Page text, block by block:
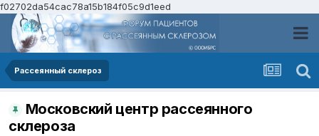
f02702da54cac78a15b184f05c9d1eed
Рассеянный склероз
Московский центр рассеянного
склероза